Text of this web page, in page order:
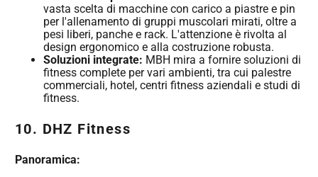
vasta scelta di macchine con carico a piastre e pin
per l'allenamento di gruppi muscolari mirati, oltre a
pesi liberi, panche e rack. L'attenzione è rivolta al
design ergonomico e alla costruzione robusta.
Soluzioni integrate: MBH mira a fornire soluzioni di
fitness complete per vari ambienti, tra cui palestre
commerciali, hotel, centri fitness aziendali e studi di
fitness.
10. DHZ Fitness
Panoramica: